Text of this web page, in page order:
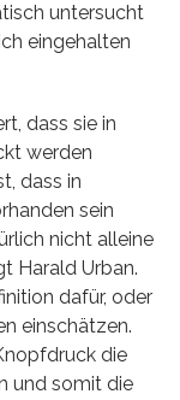
untersucht
eingehalten
dass sie in
werden
dass in
sein
nicht alleine
Harald Urban.
dafür, oder
einschätzen.
die
und somit die